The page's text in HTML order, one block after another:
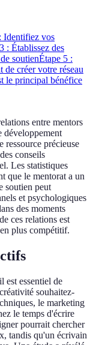
Identifiez vos
: Établissez des
soutienÉtape 5 :
de créer votre réseau
le principal bénéfice
entre mentors
développement
ressource précieuse
conseils
Les statistiques
que le mentorat a un
soutien peut
et psychologiques
des moments
ces relations est
plus compétitif.
est essentiel de
souhaitez-
le marketing
le temps d'écrire
pourrait chercher
tandis qu'un écrivain